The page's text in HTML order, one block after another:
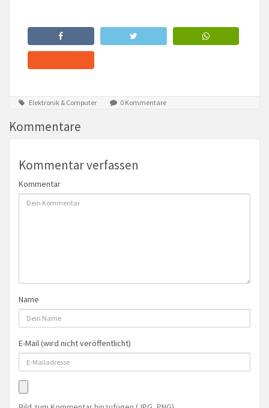
Elektronik & Computer 0 Kommentare
Kommentare
Kommentar verfassen
Kommentar
Name
E-Mail (wird nicht veröffentlicht)